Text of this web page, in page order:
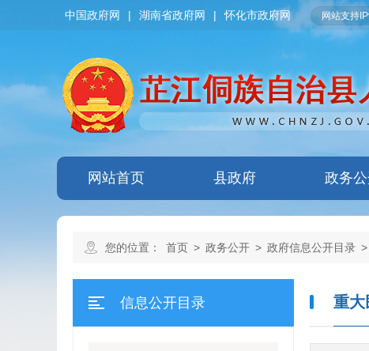
中国政府网 | 湖南省政府网 | 怀化市政府网 网站支持
网站首页 县政府 政务
您的位置： 首页 > 政务公开 > 政府信息公开目录 >
信息公开目录 重大